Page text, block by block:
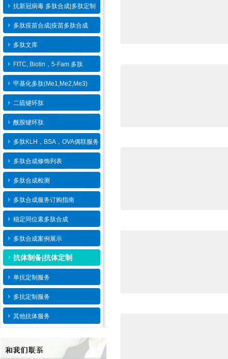
抗新冠病毒 多肽合成|多肽定制
多肽疫苗合成|疫苗多肽​合成
多肽文库
FITC, Biotin，5-Fam 多肽
甲基化多肽(Me1,Me2,Me3)
二硫键环肽
酰胺键环肽
多肽KLH，BSA，OVA偶联服务
多肽合成修饰列表
多肽合成检测
多肽合成服务订购指南
稳定同位素多肽合成
多肽合成案例展示
抗体制备|抗体定制
单抗定制服务
多抗定制服务
其他抗体服务